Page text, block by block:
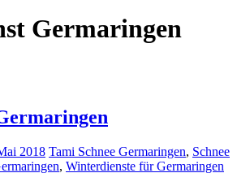
Germaringen
2018 Tami Schnee Germaringen, Schnee
, Winterdienste für Germaringen